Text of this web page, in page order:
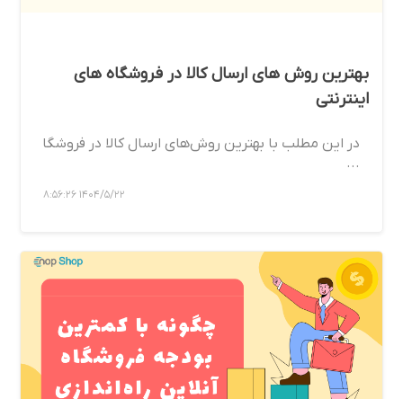
بهترین روش های ارسال کالا در فروشگاه‌ های
اینترنتی
در این مطلب با بهترین روش‌های ارسال کالا در فروشگا
...
1404/5/22 8:56:26